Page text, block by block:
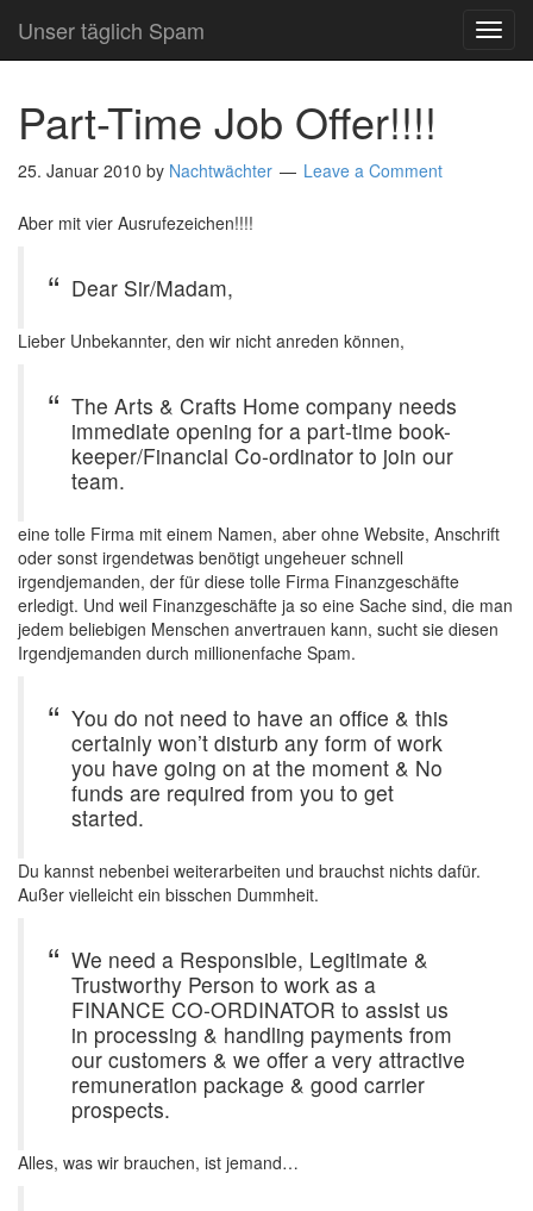
Unser täglich Spam
Part-Time Job Offer!!!!
25. Januar 2010 by Nachtwächter Leave a Comment
Aber mit vier Ausrufezeichen!!!!
Dear Sir/Madam,
Lieber Unbekannter, den wir nicht anreden können,
The Arts & Crafts Home company needs
immediate opening for a part-time book-
keeper/Financial Co-ordinator to join our
team.
eine tolle Firma mit einem Namen, aber ohne Website, Anschrift
oder sonst irgendetwas benötigt ungeheuer schnell
irgendjemanden, der für diese tolle Firma Finanzgeschäfte
erledigt. Und weil Finanzgeschäfte ja so eine Sache sind, die man
jedem beliebigen Menschen anvertrauen kann, sucht sie diesen
Irgendjemanden durch millionenfache Spam.
You do not need to have an office & this
certainly won’t disturb any form of work
you have going on at the moment & No
funds are required from you to get
started.
Du kannst nebenbei weiterarbeiten und brauchst nichts dafür.
Außer vielleicht ein bisschen Dummheit.
We need a Responsible, Legitimate &
Trustworthy Person to work as a
FINANCE CO-ORDINATOR to assist us
in processing & handling payments from
our customers & we offer a very attractive
remuneration package & good carrier
prospects.
Alles, was wir brauchen, ist jemand…